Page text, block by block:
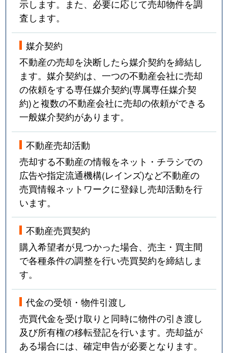
示します。また、必要に応じて売却物件を調
査します。
媒介契約
不動産の売却を決断したら媒介契約を締結し
ます。媒介契約は、一つの不動産会社に売却
の依頼をする専任媒介契約(専属専任媒介契
約)と複数の不動産会社に売却の依頼ができる
一般媒介契約があります。
不動産売却活動
売却する不動産の情報をネット・チラシでの
広告や指定流通機構(レインズ)など不動産の
売買情報ネットワークに登録し売却活動を行
います。
不動産売買契約
購入希望者が見つかった場合、売主・買主間
で各種条件の調整を行い売買契約を締結しま
す。
代金の受領・物件引渡し
売買代金を受け取りと同時に物件の引き渡し
及び所有権の移転登記を行います。売却益が
ある場合には、確定申告が必要となります。